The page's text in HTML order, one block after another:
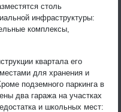
столь
инфраструктуры:
комплексы,
квартала его
для хранения и
подземного паркинга в
два гаража на участках
и школьных мест: